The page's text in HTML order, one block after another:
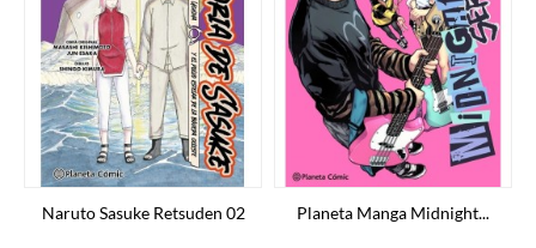
Naruto Sasuke Retsuden 02 Planeta Manga Midnight...